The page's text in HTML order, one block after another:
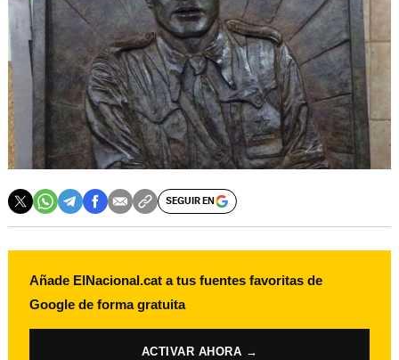
SEGUIR EN
Añade ElNacional.cat a tus fuentes favoritas de
Google de forma gratuita
ACTIVAR AHORA →